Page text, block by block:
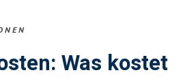
Was kostet